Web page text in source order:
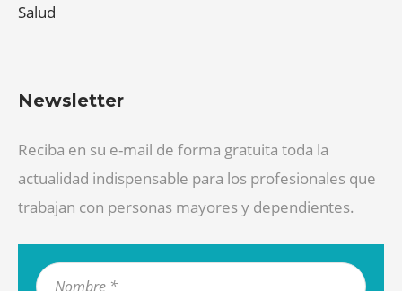
Salud
Newsletter
Reciba en su e-mail de forma gratuita toda la
actualidad indispensable para los profesionales que
trabajan con personas mayores y dependientes.